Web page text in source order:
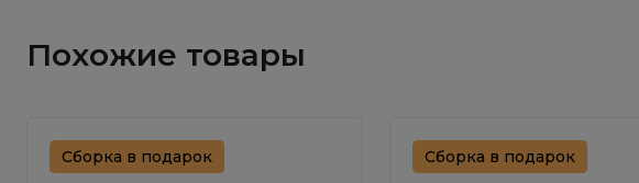
Похожие товары
Сборка в подарок Сборка в подарок